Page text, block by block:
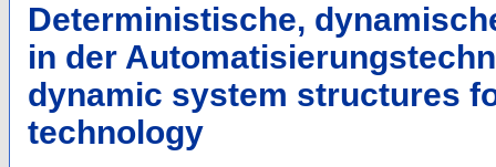
Deterministische,
in der
dynamic system structures
technology